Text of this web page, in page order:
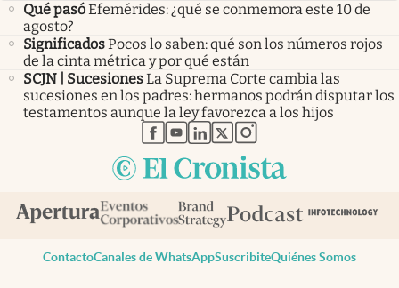
Qué pasóEfemérides: ¿qué se conmemora este 10 de
agosto?
SignificadosPocos lo saben: qué son los números rojos
de la cinta métrica y por qué están
SCJN | SucesionesLa Suprema Corte cambia las
sucesiones en los padres: hermanos podrán disputar los
testamentos aunque la ley favorezca a los hijos
abre en nueva pestaña
abre en nueva pestaña
abre en nueva pestaña
abre en nueva pestaña
abre en nueva pestaña
ContactoCanales de WhatsAppSuscribiteQuiénes Somos